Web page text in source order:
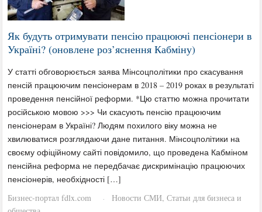
Як будуть отримувати пенсію працюючі пенсіонери в
Україні? (оновлене роз’яснення Кабміну)
У статті обговорюється заява Мінсоцполітики про скасування
пенсій працюючим пенсіонерам в 2018 – 2019 роках в результаті
проведення пенсійної реформи. *Цю статтю можна прочитати
російською мовою >>> Чи скасують пенсію працюючим
пенсіонерам в Україні? Людям похилого віку можна не
хвилюватися розглядаючи дане питання. Мінсоцполітики на
своєму офіційному сайті повідомило, що проведена Кабміном
пенсійна реформа не передбачає дискримінацію працюючих
пенсіонерів, необхідності […]
Бизнес-портал fdlx.com
· Новости СМИ,Статьи для бизнеса и